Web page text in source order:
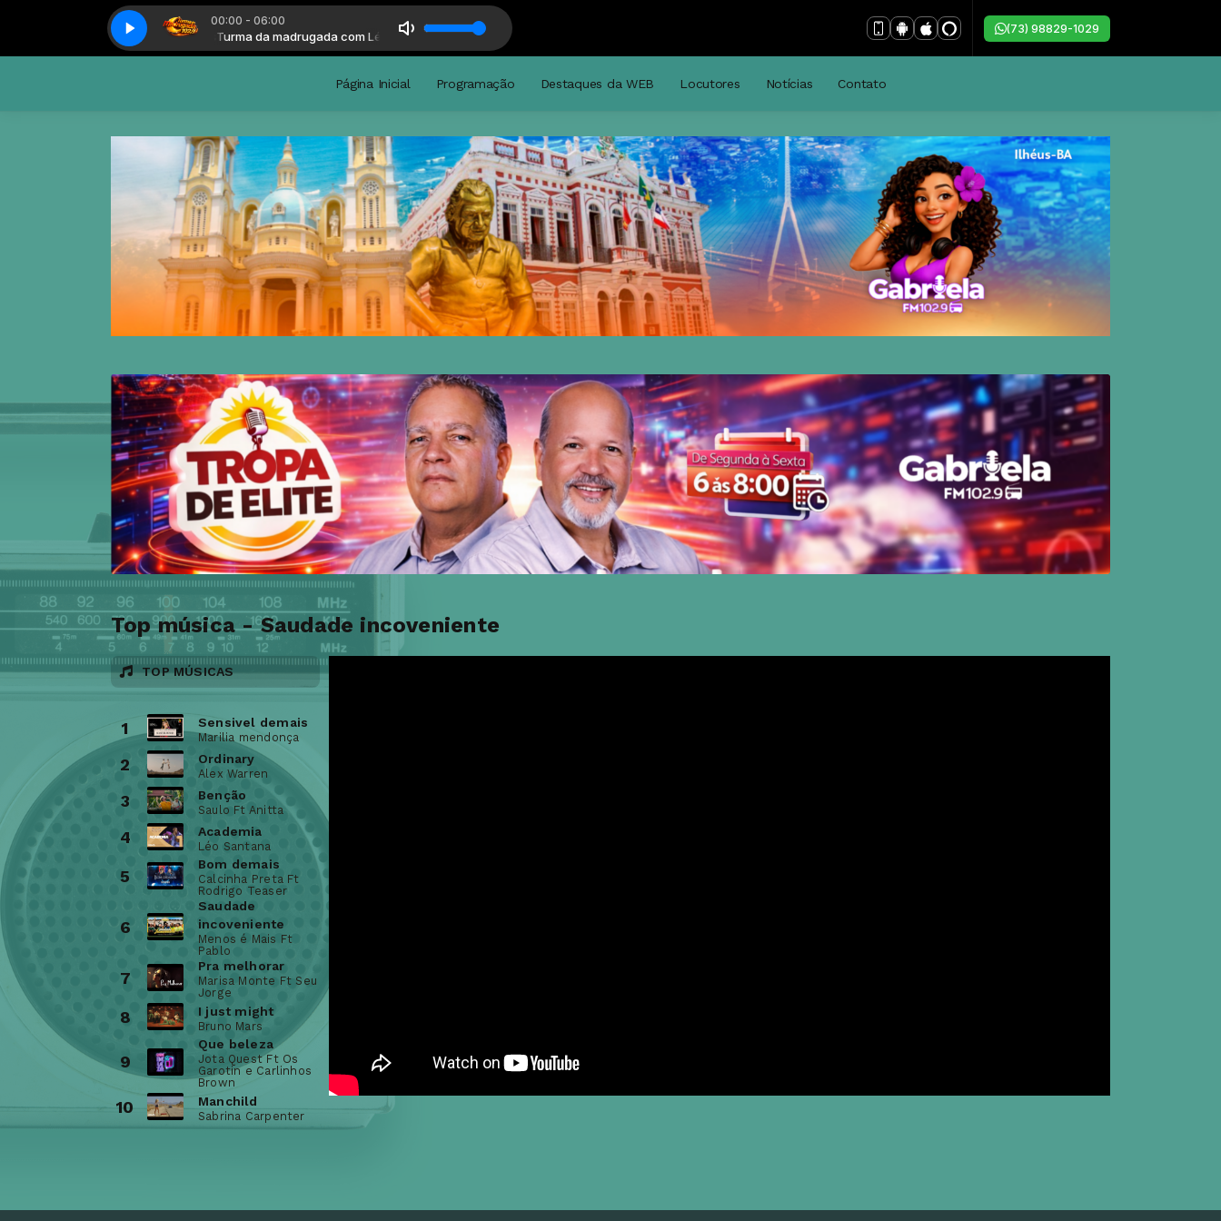
00:00 - 06:00
da madrugada com Léo GuedesTurma da madrugada com Léo Guedes
(73) 98829-1029
Página Inicial Programação Destaques da WEB Locutores Notícias Contato
Top música - Saudade incoveniente
TOP MÚSICAS
1 Sensivel demais
Marilia mendonça
2 Ordinary
Alex Warren
3 Benção
Saulo Ft Anitta
4 Academia
Léo Santana
5
Bom demais
Calcinha Preta Ft
Rodrigo Teaser
6
Saudade
incoveniente
Menos é Mais Ft
Pablo
7
Pra melhorar
Marisa Monte Ft Seu
Jorge
8 I just might
Bruno Mars
9
Que beleza
Jota Quest Ft Os
Garotin e Carlinhos
Brown
10 Manchild
Sabrina Carpenter